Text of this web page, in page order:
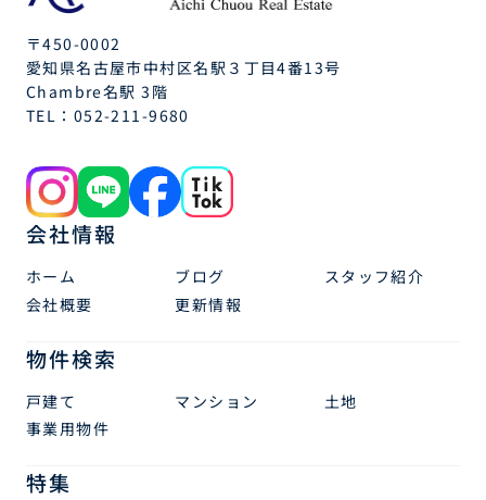
〒450-0002
愛知県名古屋市中村区名駅３丁目4番13号
Chambre名駅 3階
TEL： 052-211-9680
会社情報
ホーム ブログ
スタッフ紹介
会社概要
更新情報
物件検索
戸建て マンション
土地
事業用物件
特集